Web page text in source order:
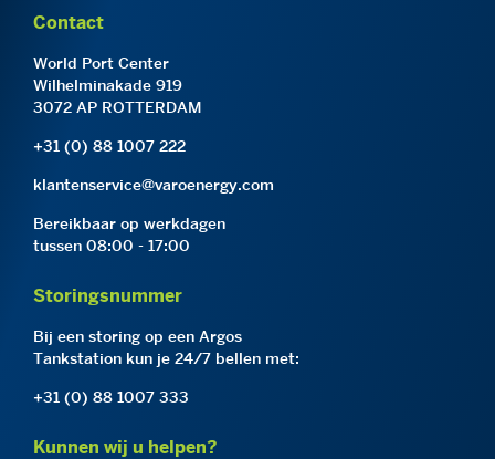
Contact
World Port Center
Wilhelminakade 919
3072 AP ROTTERDAM
+31 (0) 88 1007 222
klantenservice@varoenergy.com
Bereikbaar op werkdagen
tussen 08:00 - 17:00
Storingsnummer
Bij een storing op een Argos
Tankstation kun je 24/7 bellen met:
+31 (0) 88 1007 333
Kunnen wij u helpen?